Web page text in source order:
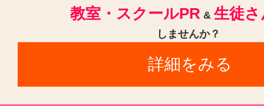
教室・スクールPR & 生徒
しませんか？
詳細をみる